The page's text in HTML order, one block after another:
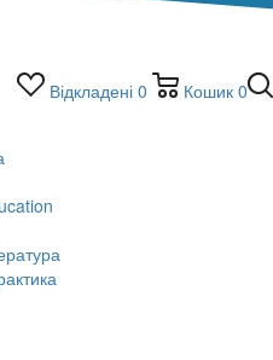
Відкладені 0 Кошик 0